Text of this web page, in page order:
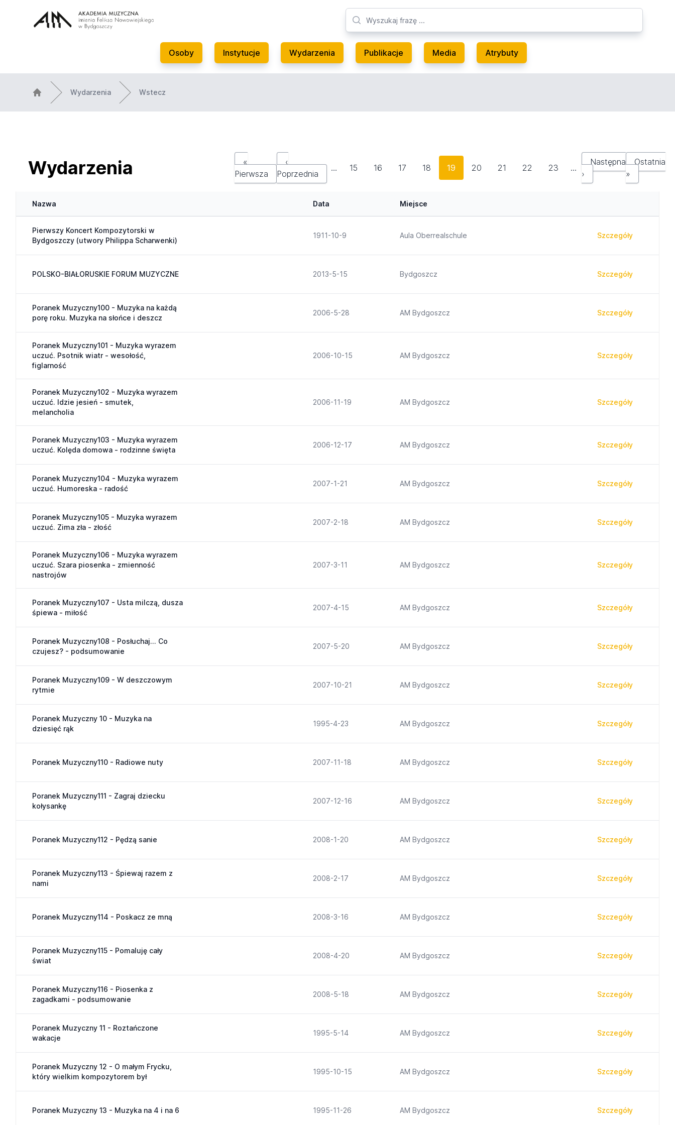
Osoby Instytucje Wydarzenia Publikacje Media Atrybuty
Wydarzenia Wstecz
Wydarzenia
«
Pierwsza
‹
Poprzednia
… 15 16 17 18 19 20 21 22 23 …
Następna
›
Ostatnia
»
Nazwa Data Miejsce
Pierwszy Koncert Kompozytorski w
Bydgoszczy (utwory Philippa Scharwenki)
1911-10-9 Aula Oberrealschule Szczegóły
POLSKO-BIAŁORUSKIE FORUM MUZYCZNE 2013-5-15 Bydgoszcz Szczegóły
Poranek Muzyczny100 - Muzyka na każdą
porę roku. Muzyka na słońce i deszcz
2006-5-28 AM Bydgoszcz Szczegóły
Poranek Muzyczny101 - Muzyka wyrazem
uczuć. Psotnik wiatr - wesołość,
figlarność
2006-10-15 AM Bydgoszcz Szczegóły
Poranek Muzyczny102 - Muzyka wyrazem
uczuć. Idzie jesień - smutek,
melancholia
2006-11-19 AM Bydgoszcz Szczegóły
Poranek Muzyczny103 - Muzyka wyrazem
uczuć. Kolęda domowa - rodzinne święta
2006-12-17 AM Bydgoszcz Szczegóły
Poranek Muzyczny104 - Muzyka wyrazem
uczuć. Humoreska - radość
2007-1-21 AM Bydgoszcz Szczegóły
Poranek Muzyczny105 - Muzyka wyrazem
uczuć. Zima zła - złość
2007-2-18 AM Bydgoszcz Szczegóły
Poranek Muzyczny106 - Muzyka wyrazem
uczuć. Szara piosenka - zmienność
nastrojów
2007-3-11 AM Bydgoszcz Szczegóły
Poranek Muzyczny107 - Usta milczą, dusza
śpiewa - miłość
2007-4-15 AM Bydgoszcz Szczegóły
Poranek Muzyczny108 - Posłuchaj... Co
czujesz? - podsumowanie
2007-5-20 AM Bydgoszcz Szczegóły
Poranek Muzyczny109 - W deszczowym
rytmie
2007-10-21 AM Bydgoszcz Szczegóły
Poranek Muzyczny 10 - Muzyka na
dziesięć rąk
1995-4-23 AM Bydgoszcz Szczegóły
Poranek Muzyczny110 - Radiowe nuty 2007-11-18 AM Bydgoszcz Szczegóły
Poranek Muzyczny111 - Zagraj dziecku
kołysankę
2007-12-16 AM Bydgoszcz Szczegóły
Poranek Muzyczny112 - Pędzą sanie 2008-1-20 AM Bydgoszcz Szczegóły
Poranek Muzyczny113 - Śpiewaj razem z
nami
2008-2-17 AM Bydgoszcz Szczegóły
Poranek Muzyczny114 - Poskacz ze mną 2008-3-16 AM Bydgoszcz Szczegóły
Poranek Muzyczny115 - Pomaluję cały
świat
2008-4-20 AM Bydgoszcz Szczegóły
Poranek Muzyczny116 - Piosenka z
zagadkami - podsumowanie
2008-5-18 AM Bydgoszcz Szczegóły
Poranek Muzyczny 11 - Roztańczone
wakacje
1995-5-14 AM Bydgoszcz Szczegóły
Poranek Muzyczny 12 - O małym Frycku,
który wielkim kompozytorem był
1995-10-15 AM Bydgoszcz Szczegóły
Poranek Muzyczny 13 - Muzyka na 4 i na 6 1995-11-26 AM Bydgoszcz Szczegóły